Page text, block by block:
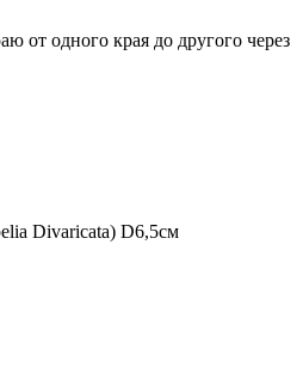
от одного края до другого через
Divaricata) D6,5см